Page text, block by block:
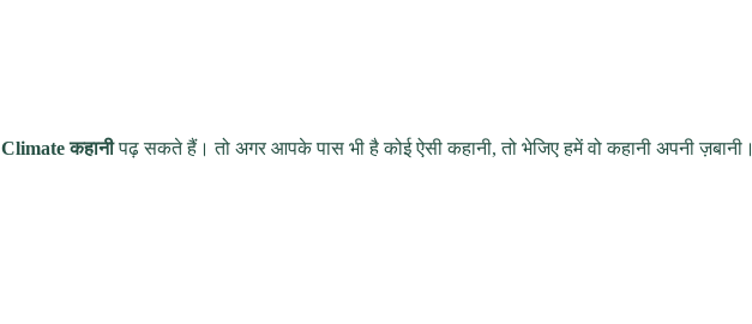
Climate कहानीपढ़ सकते हैं। तो अगर आपके पास भी है कोई ऐसी कहानी, तो भेजिए हमें वो कहानी अपनी ज़बानी।